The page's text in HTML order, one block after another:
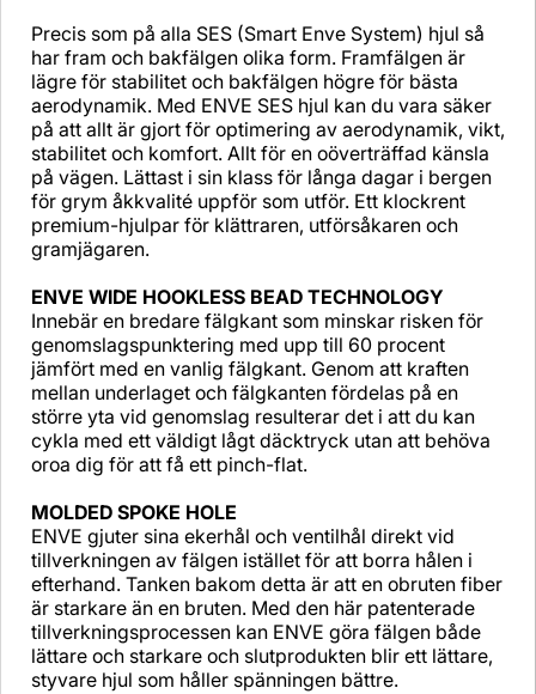
Precis som på alla SES (Smart Enve System) hjul så
har fram och bakfälgen olika form. Framfälgen är
lägre för stabilitet och bakfälgen högre för bästa
aerodynamik. Med ENVE SES hjul kan du vara säker
på att allt är gjort för optimering av aerodynamik, vikt,
stabilitet och komfort. Allt för en oöverträffad känsla
på vägen. Lättast i sin klass för långa dagar i bergen
för grym åkkvalité uppför som utför. Ett klockrent
premium-hjulpar för klättraren, utförsåkaren och
gramjägaren.
ENVE WIDE HOOKLESS BEAD TECHNOLOGY
Innebär en bredare fälgkant som minskar risken för
genomslagspunktering med upp till 60 procent
jämfört med en vanlig fälgkant. Genom att kraften
mellan underlaget och fälgkanten fördelas på en
större yta vid genomslag resulterar det i att du kan
cykla med ett väldigt lågt däcktryck utan att behöva
oroa dig för att få ett pinch-flat.
MOLDED SPOKE HOLE
ENVE gjuter sina ekerhål och ventilhål direkt vid
tillverkningen av fälgen istället för att borra hålen i
efterhand. Tanken bakom detta är att en obruten fiber
är starkare än en bruten. Med den här patenterade
tillverkningsprocessen kan ENVE göra fälgen både
lättare och starkare och slutprodukten blir ett lättare,
styvare hjul som håller spänningen bättre.